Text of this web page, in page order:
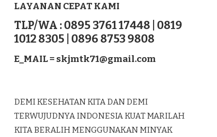
LAYANAN CEPAT KAMI
TLP/WA : 0895 3761 17448 | 0819
1012 8305 | 0896 8753 9808
E_MAIL = skjmtk71@gmail.com
DEMI KESEHATAN KITA DAN DEMI
TERWUJUDNYA INDONESIA KUAT MARILAH
KITA BERALIH MENGGUNAKAN MINYAK